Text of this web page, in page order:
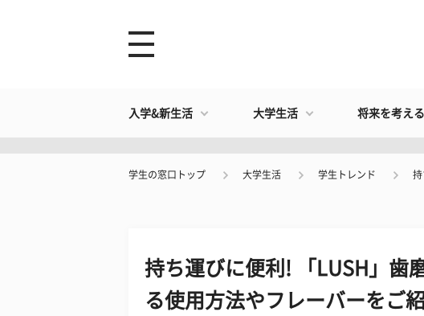
入学&新生活 大学生活 将来を考える
学生の窓口トップ 大学生活 学生トレンド 持
持ち運びに便利! 「LUSH」歯
る使用方法やフレーバーをご